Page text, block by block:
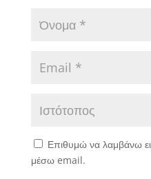
Επιθυμώ να λαμβάνω
μέσω email.